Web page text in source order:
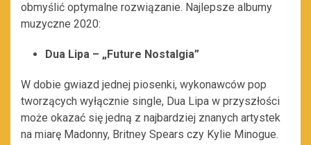
obmyślić optymalne rozwiązanie. Najlepsze albumy
muzyczne 2020:
Dua Lipa – „Future Nostalgia”
W dobie gwiazd jednej piosenki, wykonawców pop
tworzących wyłącznie single, Dua Lipa w przyszłości
może okazać się jedną z najbardziej znanych artystek
na miarę Madonny, Britney Spears czy Kylie Minogue.